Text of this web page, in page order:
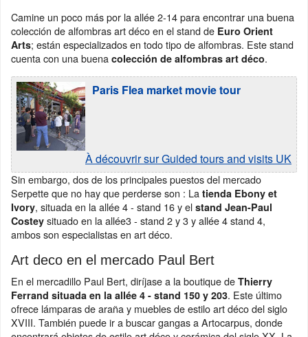
Camine un poco más por la allée 2-14 para encontrar una buena
colección de alfombras art déco en el stand de Euro Orient
Arts; están especializados en todo tipo de alfombras. Este stand
cuenta con una buena colección de alfombras art déco.
Paris Flea market movie tour
À découvrir sur Guided tours and visits UK
Sin embargo, dos de los principales puestos del mercado
Serpette que no hay que perderse son : La tienda Ebony et
Ivory, situada en la allée 4 - stand 16 y el stand Jean-Paul
Costey situado en la allée3 - stand 2 y 3 y allée 4 stand 4,
ambos son especialistas en art déco.
Art deco en el mercado Paul Bert
En el mercadillo Paul Bert, diríjase a la boutique de Thierry
Ferrand situada en la allée 4 - stand 150 y 203. Este último
ofrece lámparas de araña y muebles de estilo art déco del siglo
XVIII. También puede ir a buscar gangas a Artocarpus, donde